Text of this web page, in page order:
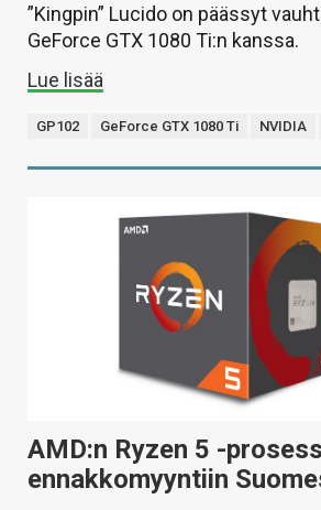
”Kingpin” Lucido on päässyt
GeForce GTX 1080 Ti:n kanssa.
Lue lisää
GP102 GeForce GTX 1080 Ti NVIDIA
AMD:n Ryzen 5 -
ennakkomyyntiin